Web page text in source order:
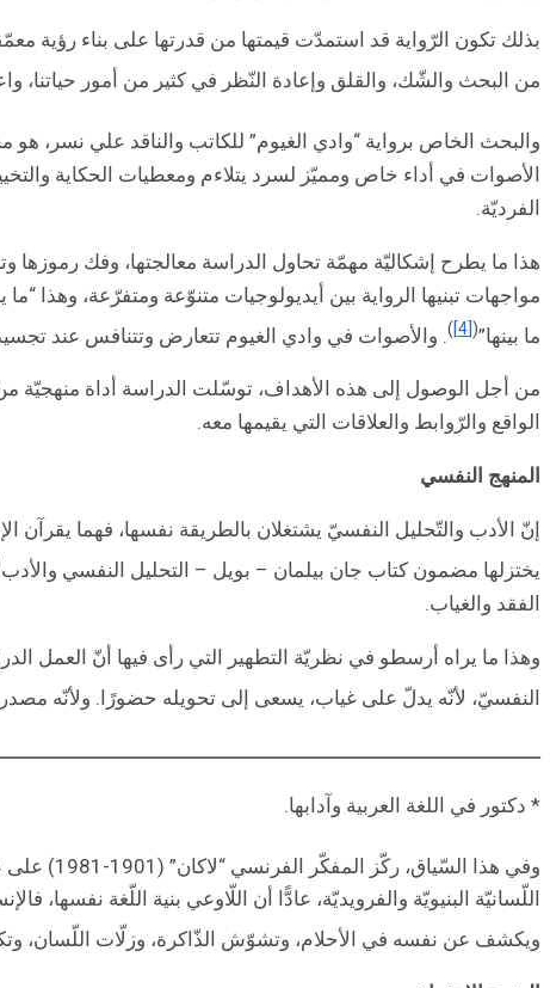
بذلك تكون الرّواية قد استمدّت قيمتها من قدرتها على بناء رؤية
من البحث والشّك، والقلق وإعادة النّظر في كثير من أمور حياتنا،
والبحث الخاص برواية “وادي الغيوم” للكاتب والناقد علي نسر، هو
الأصوات في أداء خاص ومميّز لسرد يتلاءم ومعطيات الحكاية
الفرديّة.
هذا ما يطرح إشكاليّة مهمّة تحاول الدراسة معالجتها، وفك
مواجهات تبنيها الرواية بين أيديولوجيات متنوّعة ومتفرّعة،
ما بينها”(
). والأصوات في وادي الغيوم تتعارض وتتنافس عند
من أجل الوصول إلى هذه الأهداف، توسّلت الدراسة أداة منهجيّة
الواقع والرّوابط والعلاقات التي يقيمها معه.
المنهج النفسي
إنّ الأدب والتّحليل النفسيّ يشتغلان بالطريقة نفسها، فهما
يختزلها مضمون كتاب جان بيلمان – بويل – التحليل النفسي والأدب
الفقد والغياب.
وهذا ما يراه أرسطو في نظريّة التطهير التي رأى فيها أنّ العمل
النفسيّ، لأنّه يدلّ على غياب، يسعى إلى تحويله حضورًا. ولأنّه
* دكتور في اللغة العربية وآدابها.
وفي هذا السّياق، ركّز المفكّر الفرنسي “لاكان” (1901-1981) على علاقة الذّات باللّغة، وربط نصّ فرويد النّظري بنصّ الأدب التخييلي ليقبض على الحقيقة
اللّسانيّة البنيويّة والفرويديّة، عادًّا أن اللّاوعي بنية اللّغة نفسها،
ويكشف عن نفسه في الأحلام، وتشوّش الذّاكرة، وزلّات اللّسان،